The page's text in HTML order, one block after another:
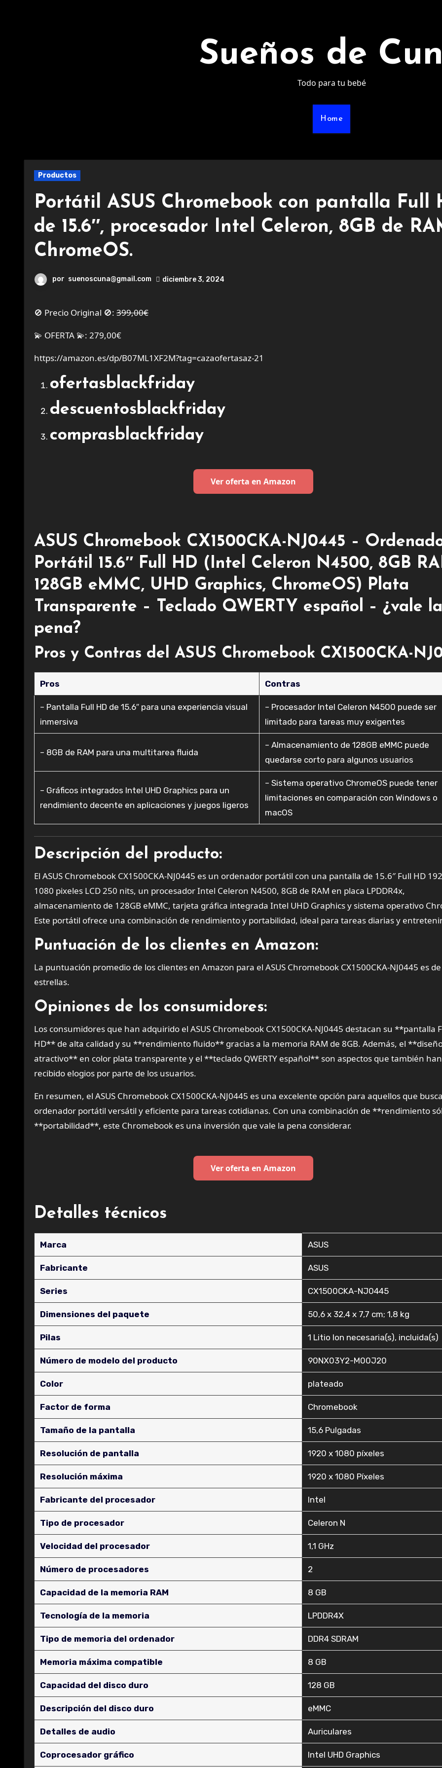
Sueños de
Todo para tu bebé
Home
Productos
Portátil ASUS Chromebook con pantalla Full
de 15.6″, procesador Intel Celeron, 8GB de
ChromeOS.
por suenoscuna@gmail.com diciembre 3, 2024
🚫 Precio Original 🚫: 399,00€
💫 OFERTA 💫: 279,00€
https://amazon.es/dp/B07ML1XF2M?tag=cazaofertasaz-21
ofertasblackfriday
descuentosblackfriday
comprasblackfriday
Ver oferta en Amazon
ASUS Chromebook CX1500CKA-NJ0445 –
Portátil 15.6″ Full HD (Intel Celeron N4500, 8GB
128GB eMMC, UHD Graphics, ChromeOS) Plata
Transparente – Teclado QWERTY español – ¿vale la
pena?
Pros y Contras del ASUS Chromebook CX1500CKA-
Pros Contras
– Pantalla Full HD de 15.6″ para una experiencia visual
inmersiva
– Procesador Intel Celeron N4500 puede ser
limitado para tareas muy exigentes
– 8GB de RAM para una multitarea fluida
– Almacenamiento de 128GB eMMC puede
quedarse corto para algunos usuarios
– Gráficos integrados Intel UHD Graphics para un
rendimiento decente en aplicaciones y juegos ligeros
– Sistema operativo ChromeOS puede tener
limitaciones en comparación con Windows o
macOS
Descripción del producto:
El ASUS Chromebook CX1500CKA-NJ0445 es un ordenador portátil con una pantalla de 15.6″ Full HD
1080 pixeles LCD 250 nits, un procesador Intel Celeron N4500, 8GB de RAM en placa LPDDR4x,
almacenamiento de 128GB eMMC, tarjeta gráfica integrada Intel UHD Graphics y sistema operativo
Este portátil ofrece una combinación de rendimiento y portabilidad, ideal para tareas diarias y
Puntuación de los clientes en Amazon:
La puntuación promedio de los clientes en Amazon para el ASUS Chromebook CX1500CKA-NJ0445 es
estrellas.
Opiniones de los consumidores:
Los consumidores que han adquirido el ASUS Chromebook CX1500CKA-NJ0445 destacan su **pantalla
HD** de alta calidad y su **rendimiento fluido** gracias a la memoria RAM de 8GB. Además, el
atractivo** en color plata transparente y el **teclado QWERTY español** son aspectos que también han
recibido elogios por parte de los usuarios.
En resumen, el ASUS Chromebook CX1500CKA-NJ0445 es una excelente opción para aquellos que
ordenador portátil versátil y eficiente para tareas cotidianas. Con una combinación de **rendimiento
**portabilidad**, este Chromebook es una inversión que vale la pena considerar.
Ver oferta en Amazon
Detalles técnicos
Marca ‎ASUS
Fabricante ‎ASUS
Series ‎CX1500CKA-NJ0445
Dimensiones del paquete ‎50,6 x 32,4 x 7,7 cm; 1,8 kg
Pilas ‎1 Litio Ion necesaria(s), incluida(s)
Número de modelo del producto ‎90NX03Y2-M00J20
Color ‎plateado
Factor de forma ‎Chromebook
Tamaño de la pantalla ‎15,6 Pulgadas
Resolución de pantalla ‎1920 x 1080 píxeles
Resolución máxima ‎1920 x 1080 Píxeles
Fabricante del procesador ‎Intel
Tipo de procesador ‎Celeron N
Velocidad del procesador ‎1,1 GHz
Número de procesadores ‎2
Capacidad de la memoria RAM ‎8 GB
Tecnología de la memoria ‎LPDDR4X
Tipo de memoria del ordenador ‎DDR4 SDRAM
Memoria máxima compatible ‎8 GB
Capacidad del disco duro ‎128 GB
Descripción del disco duro ‎eMMC
Detalles de audio ‎Auriculares
Coprocesador gráfico ‎Intel UHD Graphics